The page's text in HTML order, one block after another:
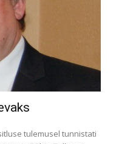
tulemusel tunnistati